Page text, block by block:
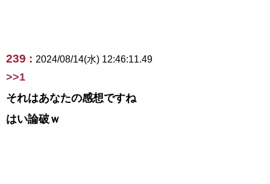
239 : 2024/08/14(水) 12:46:11.49
>>1
それはあなたの感想ですね
はい論破ｗ